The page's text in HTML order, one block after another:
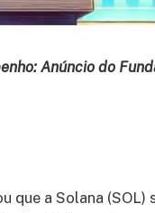
Anúncio do
que a Solana (SOL)